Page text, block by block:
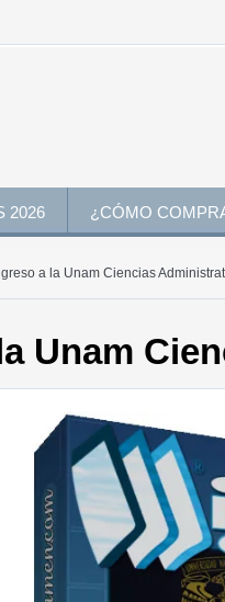
2026 ¿CÓMO
a la Unam Ciencias
Unam